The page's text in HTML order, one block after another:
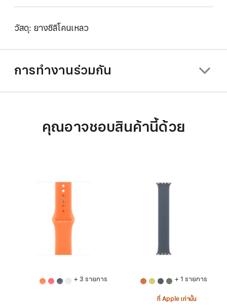
วัสดุ: ยางซิลิโคนเหลว
การทำงานร่วมกัน
คุณอาจชอบสินค้านี้ด้วย
+ 3 รายการ + 1 รายการ
ที่ Apple เท่านั้น